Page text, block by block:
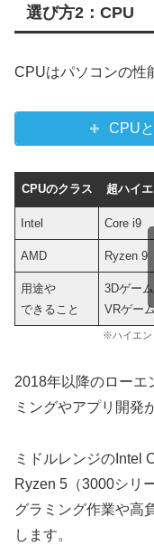
選び方2：CPU
CPUはパソコンの性
CPU
CPUのクラス 超ハイ
Intel Core i9
AMD Ryzen 9
用途や
できること
3Dゲー
VRゲー
※ハイエン
2018年以降のローエ
ミングやアプリ開発
ミドルレンジのIntel
Ryzen 5（3000シリ
グラミング作業や高
します。